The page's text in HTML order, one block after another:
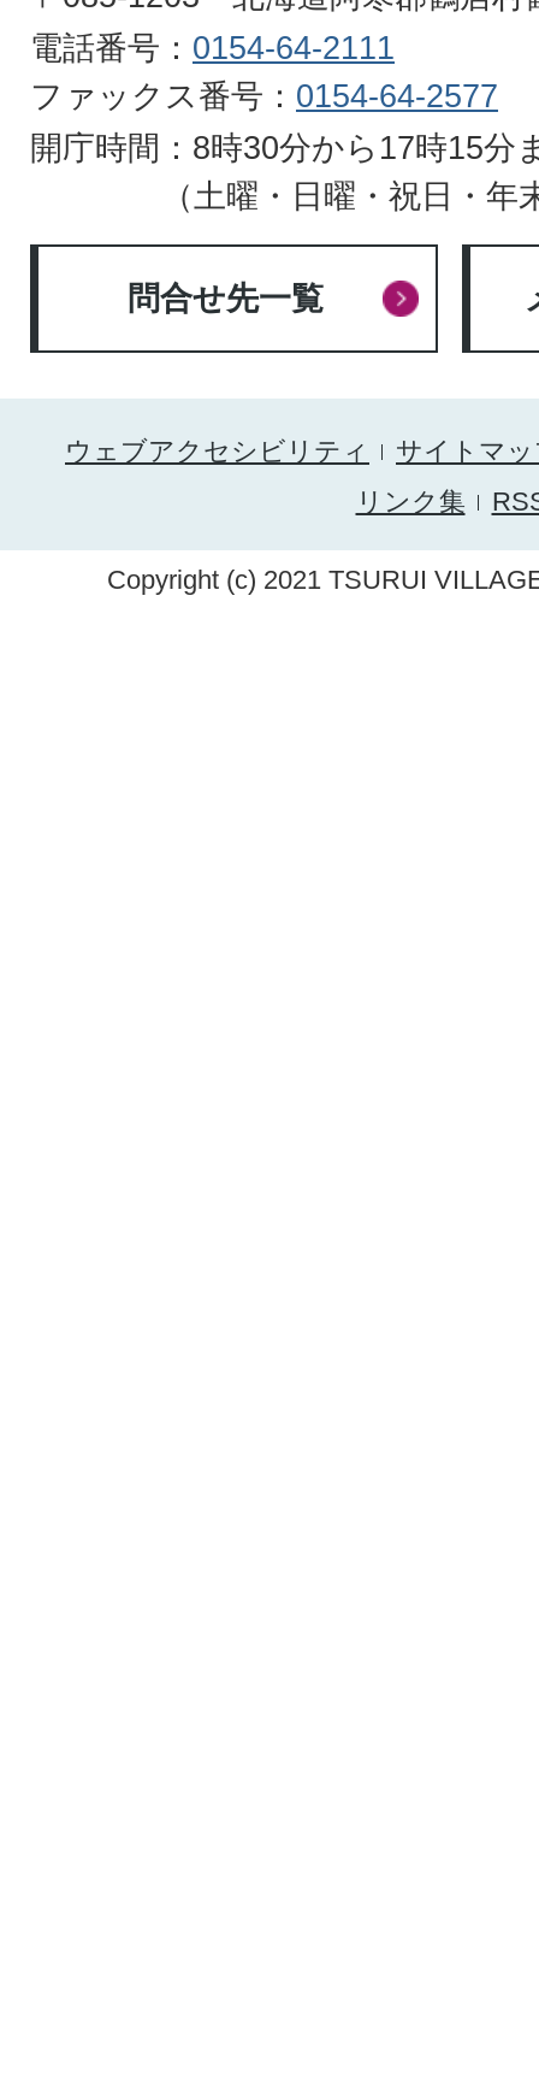
電話番号： 0154-64-2111
ファックス番号： 0154-64-2577
開庁時間：8時30分から17時15分
（土曜・日曜・祝日・年
問合せ先一覧
ウェブアクセシビリティ
サイトマ
リンク集
Copyright (c) 2021 TSURUI